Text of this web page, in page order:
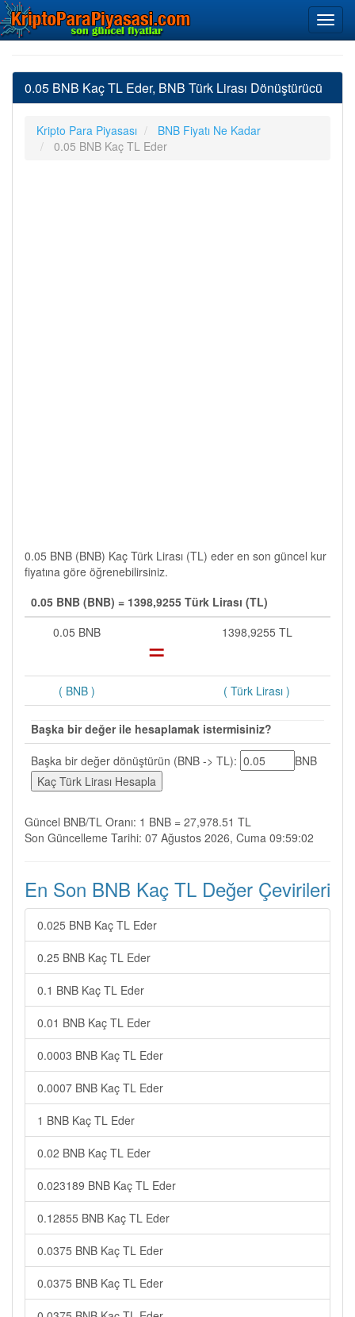
0.05 BNB Kaç TL Eder, BNB Türk Lirası Dönüştürücü
Kripto Para Piyasası
BNB Fiyatı Ne Kadar
0.05 BNB Kaç TL Eder
0.05 BNB (BNB) Kaç Türk Lirası (TL) eder en son güncel kur
fiyatına göre öğrenebilirsiniz.
0.05 BNB (BNB) = 1398,9255 Türk Lirası (TL)
0.05 BNB
= 1398,9255 TL
( BNB ) ( Türk Lirası )
Başka bir değer ile hesaplamak istermisiniz?
Başka bir değer dönüştürün (BNB -> TL):
BNB
Güncel BNB/TL Oranı: 1 BNB = 27,978.51 TL
Son Güncelleme Tarihi: 07 Ağustos 2026, Cuma 09:59:02
En Son BNB Kaç TL Değer Çevirileri
0.025 BNB Kaç TL Eder
0.25 BNB Kaç TL Eder
0.1 BNB Kaç TL Eder
0.01 BNB Kaç TL Eder
0.0003 BNB Kaç TL Eder
0.0007 BNB Kaç TL Eder
1 BNB Kaç TL Eder
0.02 BNB Kaç TL Eder
0.023189 BNB Kaç TL Eder
0.12855 BNB Kaç TL Eder
0.0375 BNB Kaç TL Eder
0.0375 BNB Kaç TL Eder